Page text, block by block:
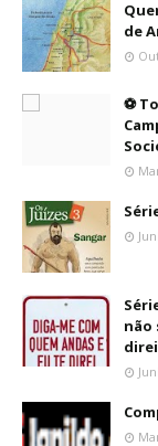
de
⚽
não